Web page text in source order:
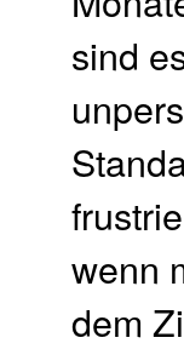
sind
wenn
dem